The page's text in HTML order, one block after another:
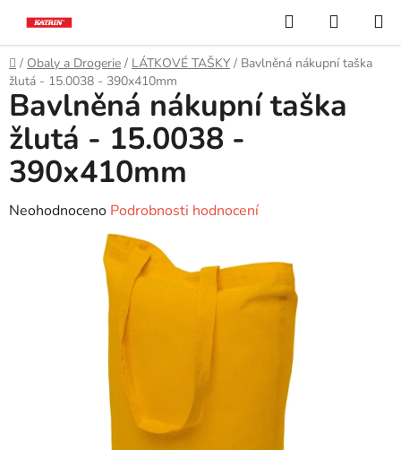
obsah
Hledat
KOŠÍK
Domů
/ Obaly a Drogerie / LÁTKOVÉ TAŠKY / Bavlněná nákupní taška
žlutá - 15.0038 - 390x410mm
Bavlněná nákupní taška
žlutá - 15.0038 -
390x410mm
Průměrné
Neohodnoceno Podrobnosti hodnocení